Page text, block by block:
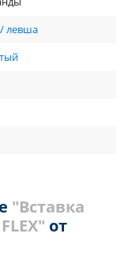
левша
"Вставка
от